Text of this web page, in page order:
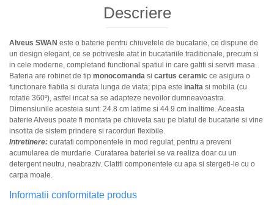
Descriere
Alveus SWAN este o baterie pentru chiuvetele de bucatarie, ce dispune de
un design elegant, ce se potriveste atat in bucatariile traditionale, precum si
in cele moderne, completand functional spatiul in care gatiti si serviti masa.
Bateria are robinet de tip monocomanda si cartus ceramic ce asigura o
functionare fiabila si durata lunga de viata; pipa este inalta si mobila (cu
rotatie 360º), astfel incat sa se adapteze nevoilor dumneavoastra.
Dimensiunile acesteia sunt: 24.8 cm latime si 44.9 cm inaltime. Aceasta
baterie Alveus poate fi montata pe chiuveta sau pe blatul de bucatarie si vine
insotita de sistem prindere si racorduri flexibile.
Intretinere: curatati componentele in mod regulat, pentru a preveni
acumularea de murdarie. Curatarea bateriei se va realiza doar cu un
detergent neutru, neabraziv. Clatiti componentele cu apa si stergeti-le cu o
carpa moale.
Informatii conformitate produs